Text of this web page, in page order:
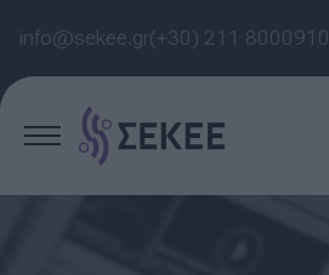
info@sekee.gr(+30) 211 8000910